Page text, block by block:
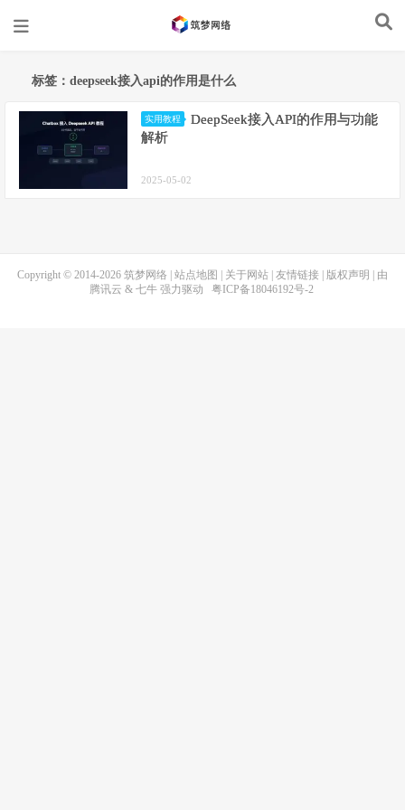
标签：deepseek接入api的作用是什么
实用教程
DeepSeek接入API的作用与功能
解析
2025-05-02
Copyright © 2014-2026 筑梦网络 站点地图 关于网站 友情链接 版权声明
| 由
腾讯云 & 七牛强力驱动 粤ICP备18046192号-2